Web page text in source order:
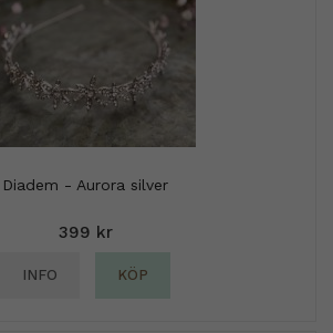
Diadem - Aurora silver
399 kr
INFO KÖP